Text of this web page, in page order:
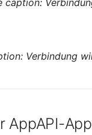
Verbindung
AppAPI-